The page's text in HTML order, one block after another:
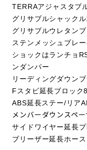
TERRAアジャスタブ
グリサブルシャック
グリサブルウレタンブ
ステンメッシュブレ
ショックはランチョ
ンダンパー
リーディングダウン
Fスタビ延長ブロック
ABS延長ステー/リア
メンバーダウンスペ
サイドワイヤー延長プ
ブリーザー延長ホース